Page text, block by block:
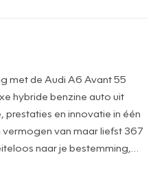
met de Audi A6 Avant 55
hybride benzine auto uit
en innovatie in één
van maar liefst 367
naar je bestemming,
en gemak van talloze